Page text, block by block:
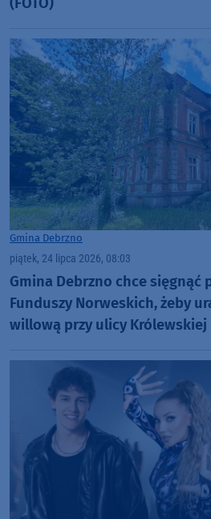
Gmina Debrzno
piątek, 24 lipca 2026, 08:03
Gmina Debrzno chce sięgnąć
Funduszy Norweskich, żeby
willową przy ulicy Królewskiej